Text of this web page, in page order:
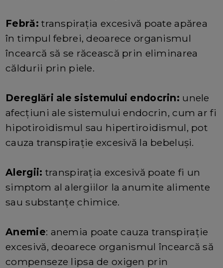
Febră: transpirația excesivă poate apărea
în timpul febrei, deoarece organismul
încearcă să se răcească prin eliminarea
căldurii prin piele.
Dereglări ale sistemului endocrin: unele
afecțiuni ale sistemului endocrin, cum ar fi
hipotiroidismul sau hipertiroidismul, pot
cauza transpirație excesivă la bebeluși.
Alergii: transpirația excesivă poate fi un
simptom al alergiilor la anumite alimente
sau substanțe chimice.
Anemie: anemia poate cauza transpirație
excesivă, deoarece organismul încearcă să
compenseze lipsa de oxigen prin